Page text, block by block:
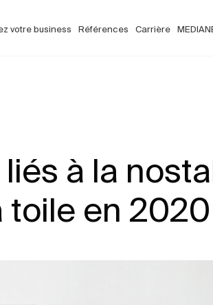
votre business Références Carrière
à la
toile en 2020